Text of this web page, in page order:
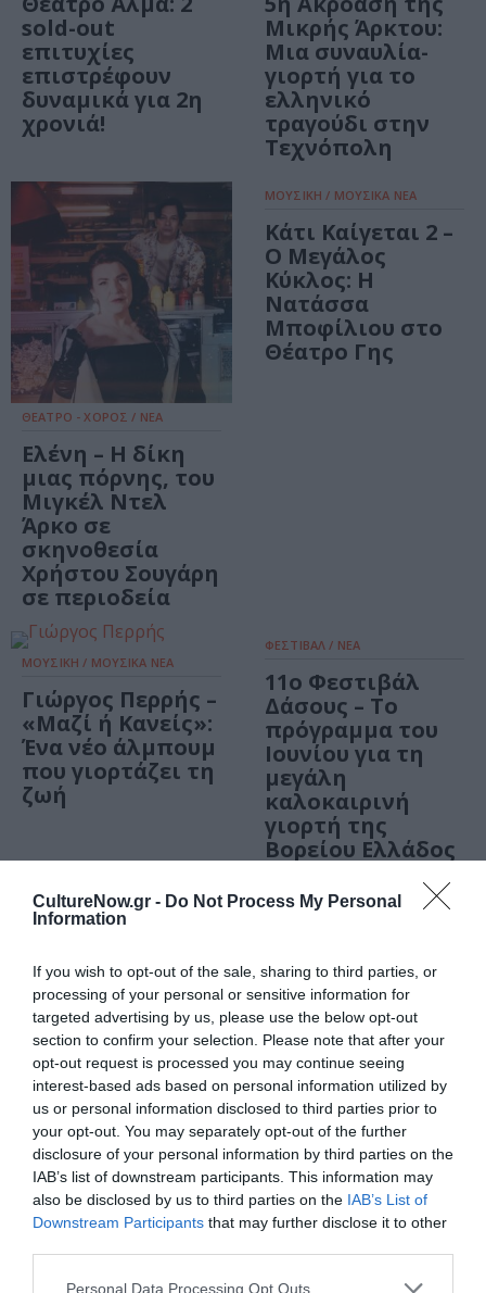
CultureNow.gr - Do Not Process My Personal
Information
If you wish to opt-out of the sale, sharing to third parties, or
processing of your personal or sensitive information for
targeted advertising by us, please use the below opt-out
section to confirm your selection. Please note that after your
opt-out request is processed you may continue seeing
interest-based ads based on personal information utilized by
us or personal information disclosed to third parties prior to
your opt-out. You may separately opt-out of the further
disclosure of your personal information by third parties on the
IAB’s list of downstream participants. This information may
also be disclosed by us to third parties on the IAB’s List of
Downstream Participants that may further disclose it to other
Personal Data Processing Opt Outs
sold-out
επιτυχίες
επιστρέφουν
δυναμικά για 2η
χρονιά!
Μικρής Άρκτου:
Μια συναυλία-
γιορτή για το
ελληνικό
τραγούδι στην
Τεχνόπολη
ΘΕΑΤΡΟ - ΧΟΡΟΣ / ΝΕΑ
Ελένη – Η δίκη
μιας πόρνης, του
Μιγκέλ Ντελ
Άρκο σε
σκηνοθεσία
Χρήστου Σουγάρη
σε περιοδεία
ΜΟΥΣΙΚΗ / ΜΟΥΣΙΚΑ ΝΕΑ
Κάτι Καίγεται 2 –
Ο Μεγάλος
Κύκλος: Η
Νατάσσα
Μποφίλιου στο
Θέατρο Γης
ΜΟΥΣΙΚΗ / ΜΟΥΣΙΚΑ ΝΕΑ
Γιώργος Περρής –
«Μαζί ή Κανείς»:
Ένα νέο άλμπουμ
που γιορτάζει τη
ζωή
ΦΕΣΤΙΒΑΛ / ΝΕΑ
11ο Φεστιβάλ
Δάσους – Το
πρόγραμμα του
Ιουνίου για τη
μεγάλη
καλοκαιρινή
γιορτή της
Βορείου Ελλάδος
ΜΟΥΣΙΚΗ / ΜΟΥΣΙΚΑ ΝΕΑ
Δήμητρα
Σελεμίδου –
Λάθος η αγάπη
είχε γραφτεί:
Παρουσίαση
ΜΟΥΣΙΚΗ / ΣΥΝΕΝΤΕΥΞΕΙΣ
Ανυπομονώ να
βιώσω αυτή την
εμπειρία – να
κρατήσω το
βινύλιο του
άλμπουμ μου!